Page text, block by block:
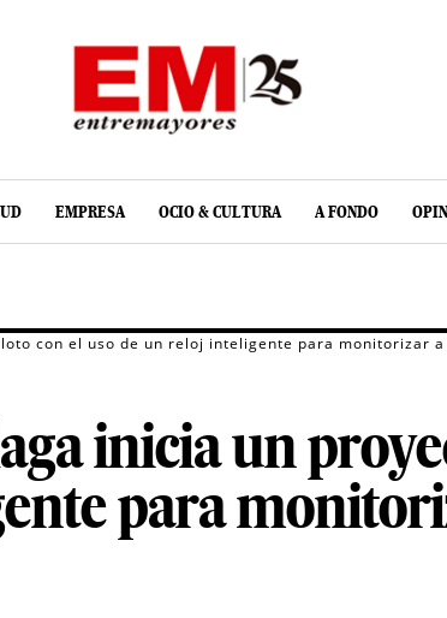
EMPRESA OCIO & CULTURA A FONDO
con el uso de un reloj inteligente para monitorizar
inicia un
para